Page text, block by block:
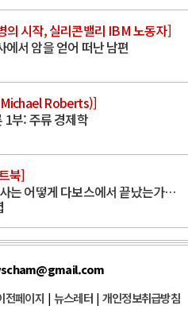
의 시작, 실리콘밸리 IBM 노동자]
서 암을 얻어 떠난 남편
Roberts)]
1부: 주류 경제학
북]
는 어떻게 다보스에서 끝났는가…
전페이지 | 뉴스레터| 개인정보취급방침